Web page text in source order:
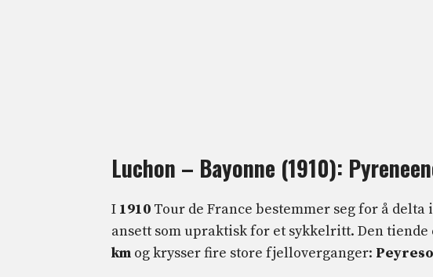
Luchon – Bayonne (1910):
I 1910 Tour de France bestemmer seg for å delta i
ansett som upraktisk for et sykkelritt. Den
km og krysser fire store fjelloverganger: